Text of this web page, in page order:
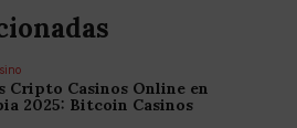
Cripto Casinos Online en
2025: Bitcoin Casinos